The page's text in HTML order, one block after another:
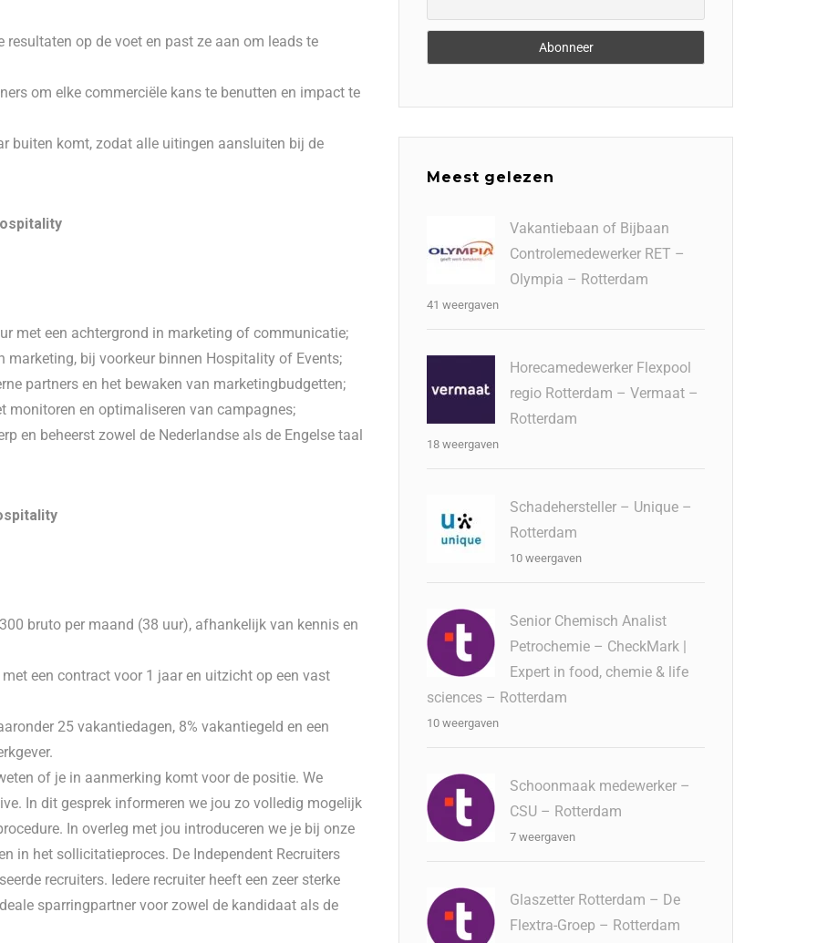
op de voet en past ze aan om leads te
om elke commerciële kans te benutten en impact te
buiten komt, zodat alle uitingen aansluiten bij de
met een achtergrond in marketing of communicatie;
bij voorkeur binnen Hospitality of Events;
partners en het bewaken van marketingbudgetten;
monitoren en optimaliseren van campagnes;
en beheerst zowel de Nederlandse als de Engelse taal
bruto per maand (38 uur), afhankelijk van kennis en
een contract voor 1 jaar en uitzicht op een vast
25 vakantiedagen, 8% vakantiegeld en een
of je in aanmerking komt voor de positie. We
In dit gesprek informeren we jou zo volledig mogelijk
In overleg met jou introduceren we je bij onze
in het sollicitatieproces. De Independent Recruiters
recruiters. Iedere recruiter heeft een zeer sterke
sparringpartner voor zowel de kandidaat als de
Meest gelezen
Vakantiebaan of Bijbaan
Controlemedewerker RET –
Olympia – Rotterdam
41 weergaven
Horecamedewerker Flexpool
regio Rotterdam – Vermaat –
Rotterdam
18 weergaven
Schadehersteller – Unique –
Rotterdam
10 weergaven
Senior Chemisch Analist
Petrochemie – CheckMark |
Expert in food, chemie & life
sciences – Rotterdam
10 weergaven
Schoonmaak medewerker –
CSU – Rotterdam
7 weergaven
Glaszetter Rotterdam – De
Flextra-Groep – Rotterdam